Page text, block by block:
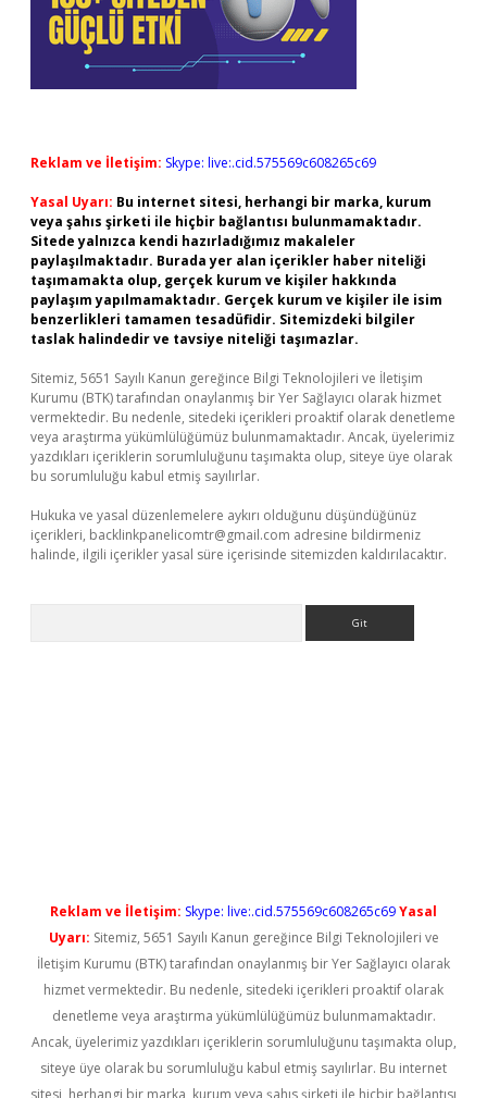
Reklam ve İletişim: Skype: live:.cid.575569c608265c69
Yasal Uyarı: Bu internet sitesi, herhangi bir marka, kurum
veya şahıs şirketi ile hiçbir bağlantısı bulunmamaktadır.
Sitede yalnızca kendi hazırladığımız makaleler
paylaşılmaktadır. Burada yer alan içerikler haber niteliği
taşımamakta olup, gerçek kurum ve kişiler hakkında
paylaşım yapılmamaktadır. Gerçek kurum ve kişiler ile isim
benzerlikleri tamamen tesadüfidir. Sitemizdeki bilgiler
taslak halindedir ve tavsiye niteliği taşımazlar.
Sitemiz, 5651 Sayılı Kanun gereğince Bilgi Teknolojileri ve İletişim
Kurumu (BTK) tarafından onaylanmış bir Yer Sağlayıcı olarak hizmet
vermektedir. Bu nedenle, sitedeki içerikleri proaktif olarak denetleme
veya araştırma yükümlülüğümüz bulunmamaktadır. Ancak, üyelerimiz
yazdıkları içeriklerin sorumluluğunu taşımakta olup, siteye üye olarak
bu sorumluluğu kabul etmiş sayılırlar.
Hukuka ve yasal düzenlemelere aykırı olduğunu düşündüğünüz
içerikleri, backlinkpanelicomtr@gmail.com adresine bildirmeniz
halinde, ilgili içerikler yasal süre içerisinde sitemizden kaldırılacaktır.
Reklam ve İletişim: Skype: live:.cid.575569c608265c69Yasal
Uyarı: Sitemiz, 5651 Sayılı Kanun gereğince Bilgi Teknolojileri ve
İletişim Kurumu (BTK) tarafından onaylanmış bir Yer Sağlayıcı olarak
hizmet vermektedir. Bu nedenle, sitedeki içerikleri proaktif olarak
denetleme veya araştırma yükümlülüğümüz bulunmamaktadır.
Ancak, üyelerimiz yazdıkları içeriklerin sorumluluğunu taşımakta olup,
siteye üye olarak bu sorumluluğu kabul etmiş sayılırlar. Bu internet
sitesi, herhangi bir marka, kurum veya şahıs şirketi ile hiçbir bağlantısı